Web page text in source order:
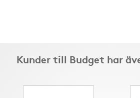
Kunder till Budget har